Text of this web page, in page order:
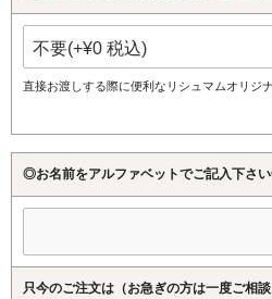
直接お渡しする際に便利なリシュマムオリジ
◎お名前をアルファベットでご記入下さい
只今のご注文は（お急ぎの方は一度ご相談